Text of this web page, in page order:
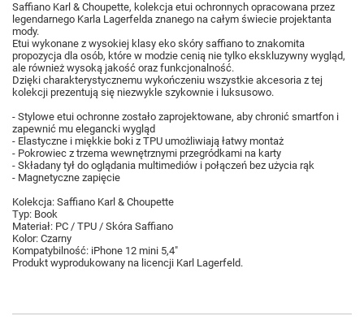
Saffiano Karl & Choupette, kolekcja etui ochronnych opracowana przez
legendarnego Karla Lagerfelda znanego na całym świecie projektanta
mody.
Etui wykonane z wysokiej klasy eko skóry saffiano to znakomita
propozycja dla osób, które w modzie cenią nie tylko ekskluzywny wygląd,
ale również wysoką jakość oraz funkcjonalność.
Dzięki charakterystycznemu wykończeniu wszystkie akcesoria z tej
kolekcji prezentują się niezwykle szykownie i luksusowo.
- Stylowe etui ochronne zostało zaprojektowane, aby chronić smartfon i
zapewnić mu elegancki wygląd
- Elastyczne i miękkie boki z TPU umożliwiają łatwy montaż
- Pokrowiec z trzema wewnętrznymi przegródkami na karty
- Składany tył do oglądania multimediów i połączeń bez użycia rąk
- Magnetyczne zapięcie
Kolekcja: Saffiano Karl & Choupette
Typ: Book
Materiał: PC / TPU / Skóra Saffiano
Kolor: Czarny
Kompatybilność: iPhone 12 mini 5,4"
Produkt wyprodukowany na licencji Karl Lagerfeld.